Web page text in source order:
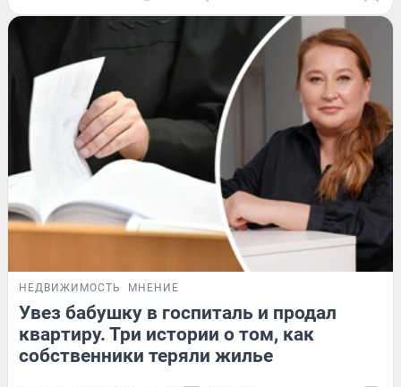
НЕДВИЖИМОСТЬ МНЕНИЕ
Увез бабушку в госпиталь и продал
квартиру. Три истории о том, как
собственники теряли жилье